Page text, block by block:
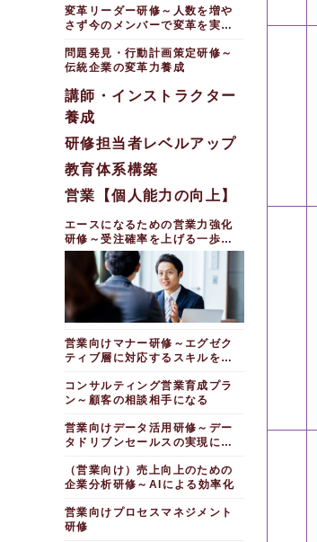
変革リーダー研修～人数を増や
さず今のメンバーで変革を実現
問題発見・行動計画策定研修～
伝統企業の変革力養成
講師・インストラクター
養成
研修担当者レベルアップ
教育体系構築
営業【個人能力の向上】
エースになるための営業力強化
研修～受注確率を上げる一歩踏
み込んだ攻略プラン
営業向けマナー研修～エグゼク
ティブ層に対応するスキルを身
コンサルティング営業育成プラ
ン～顧客の相談相手になる
営業向けデータ活用研修～デー
タドリブンセールスの実現に向
（営業向け）売上向上のための
企業分析研修～AIによる効率化
営業向けプロセスマネジメント
研修